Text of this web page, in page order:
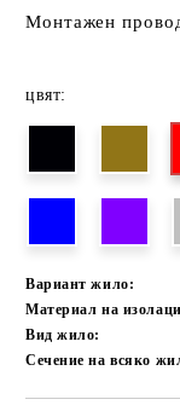
Монтажен
цвят:
Вариант жило:
Материал на
Вид жило:
Сечение на всяко